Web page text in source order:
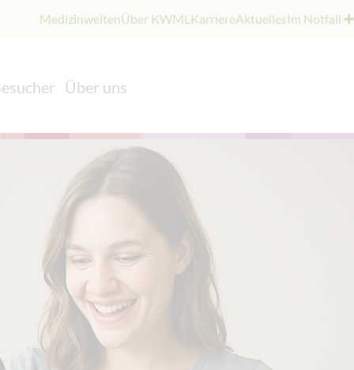
MedizinweltenÜber KWML KarriereAktuellesIm Notfall
Über uns